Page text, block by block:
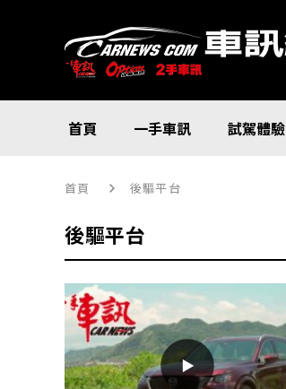
首頁 一手車訊 試駕體驗
首頁 後驅平台
後驅平台